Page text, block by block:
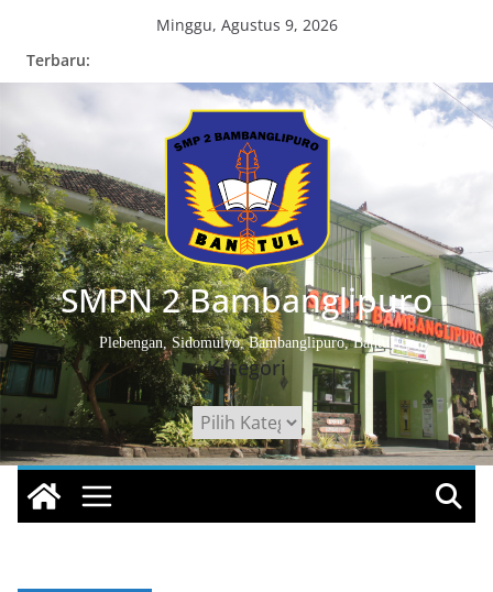
Minggu, Agustus 9, 2026
Terbaru:
SMPN 2 Bambanglipuro
Plebengan, Sidomulyo, Bambanglipuro, Bantul
Kategori
Kategori